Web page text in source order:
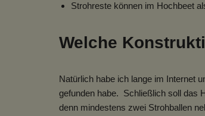
Strohreste können im Hochbeet
Welche
Natürlich habe ich lange im Internet
gefunden habe. Schließlich soll das
denn mindestens zwei Strohballen